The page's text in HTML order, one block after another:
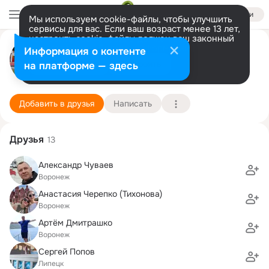
Войти
Мы используем cookie-файлы, чтобы улучшить
сервисы для вас. Если ваш возраст менее 13 лет,
настроить cookie-файлы должен ваш законный
представитель. Больше информации
Разрешить все Настроить
Евгений Черепко
Воронеж 2 октября (42 года)
Подробнее
Добавить в друзья Написать
Друзья 13
Александр Чуваев
Воронеж
Анастасия Черепко (Тихонова)
Воронеж
Артём Дмитрашко
Воронеж
Сергей Попов
Липецк
Информация о контенте
на платформе — здесь